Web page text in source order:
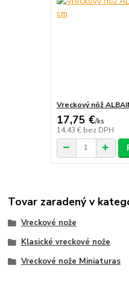
Vreckový nôž
17,75 €/ks
14,43 € bez DPH
Tovar zaradený v
Vreckové nože
Klasické vreckové nože
Vreckové nože Miniaturas